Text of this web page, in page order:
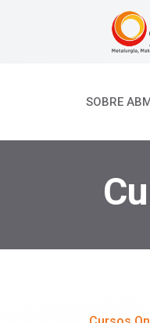
SOBRE